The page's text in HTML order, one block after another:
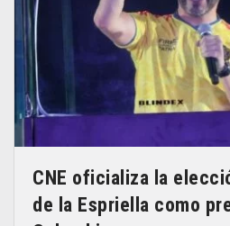
CNE oficializa la
de la Espriella como